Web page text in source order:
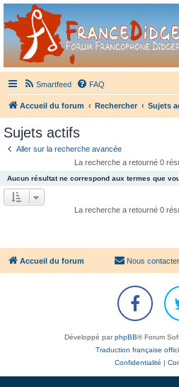
France Didgeridoo
Didgeridoo et Guimbarde sur France Didgeridoo -
Smartfeed FAQ
Accueil du forum Rechercher Sujets
Sujets actifs
Aller sur la recherche avancée
La recherche a retourné 0
Aucun résultat ne correspond aux termes que
La recherche a retourné 0
Accueil du forum Nous contacter
Développé parphpBB® Forum
Traduction française
Confidentialité |